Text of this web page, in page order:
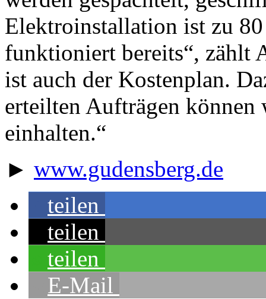
Elektroinstallation ist zu
funktioniert bereits“, zählt
ist auch der Kostenplan.
erteilten Aufträgen können
einhalten.“
► www.gudensberg.de
teilen
teilen
teilen
E-Mail